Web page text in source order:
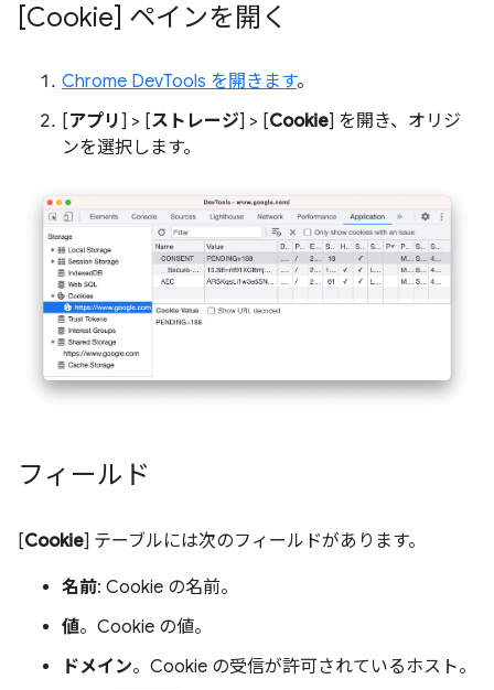
[Cookie] ペインを開く
Chrome DevTools を開きます。
[アプリ ] > [ストレージ] > [Cookie] を開き、オリジ
ンを選択します。
フィールド
[Cookie] テーブルには次のフィールドがあります。
名前: Cookie の名前。
値。Cookie の値。
ドメイン。Cookie の受信が許可されているホスト。